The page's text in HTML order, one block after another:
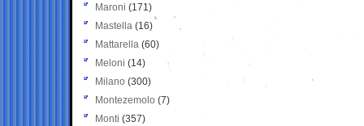
Maroni (171)
Mastella (16)
Mattarella (60)
Meloni (14)
Milano (300)
Montezemolo (7)
Monti (357)